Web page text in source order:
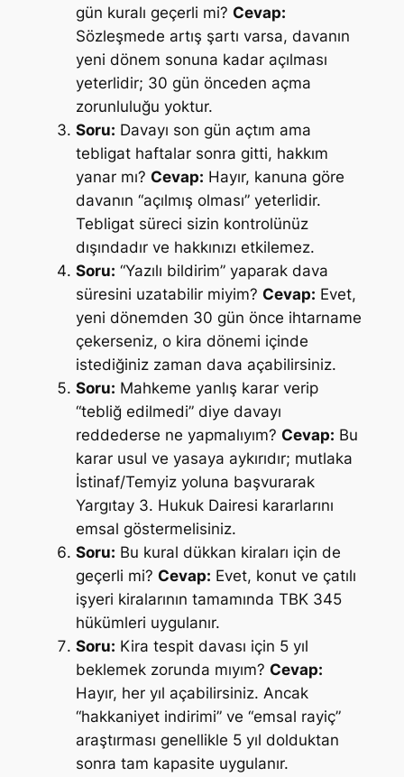
gün kuralı geçerli mi? Cevap:
Sözleşmede artış şartı varsa, davanın
yeni dönem sonuna kadar açılması
yeterlidir; 30 gün önceden açma
zorunluluğu yoktur.
Soru: Davayı son gün açtım ama
tebligat haftalar sonra gitti, hakkım
yanar mı? Cevap: Hayır, kanuna göre
davanın “açılmış olması” yeterlidir.
Tebligat süreci sizin kontrolünüz
dışındadır ve hakkınızı etkilemez.
Soru: “Yazılı bildirim” yaparak dava
süresini uzatabilir miyim? Cevap: Evet,
yeni dönemden 30 gün önce ihtarname
çekerseniz, o kira dönemi içinde
istediğiniz zaman dava açabilirsiniz.
Soru: Mahkeme yanlış karar verip
“tebliğ edilmedi” diye davayı
reddederse ne yapmalıyım? Cevap: Bu
karar usul ve yasaya aykırıdır; mutlaka
İstinaf/Temyiz yoluna başvurarak
Yargıtay 3. Hukuk Dairesi kararlarını
emsal göstermelisiniz.
Soru: Bu kural dükkan kiraları için de
geçerli mi? Cevap: Evet, konut ve çatılı
işyeri kiralarının tamamında TBK 345
hükümleri uygulanır.
Soru: Kira tespit davası için 5 yıl
beklemek zorunda mıyım? Cevap:
Hayır, her yıl açabilirsiniz. Ancak
“hakkaniyet indirimi” ve “emsal rayiç”
araştırması genellikle 5 yıl dolduktan
sonra tam kapasite uygulanır.